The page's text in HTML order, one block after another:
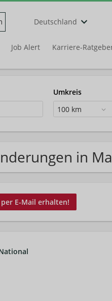
Deutschland
Job Alert Karriere-
Umkreis
100 km
in
per E-Mail erhalten!